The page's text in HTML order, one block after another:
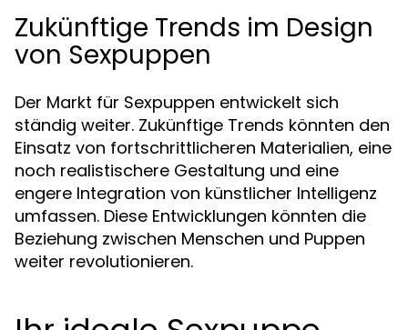
Zukünftige Trends im Design
von Sexpuppen
Der Markt für Sexpuppen entwickelt sich
ständig weiter. Zukünftige Trends könnten den
Einsatz von fortschrittlicheren Materialien, eine
noch realistischere Gestaltung und eine
engere Integration von künstlicher Intelligenz
umfassen. Diese Entwicklungen könnten die
Beziehung zwischen Menschen und Puppen
weiter revolutionieren.